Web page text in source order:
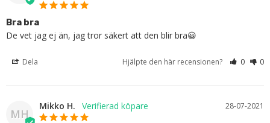
Bra bra
De vet jag ej än, jag tror säkert att den blir bra😀
Dela Hjälpte den här recensionen? 0 0
MH
28-07-2021
Mikko H.